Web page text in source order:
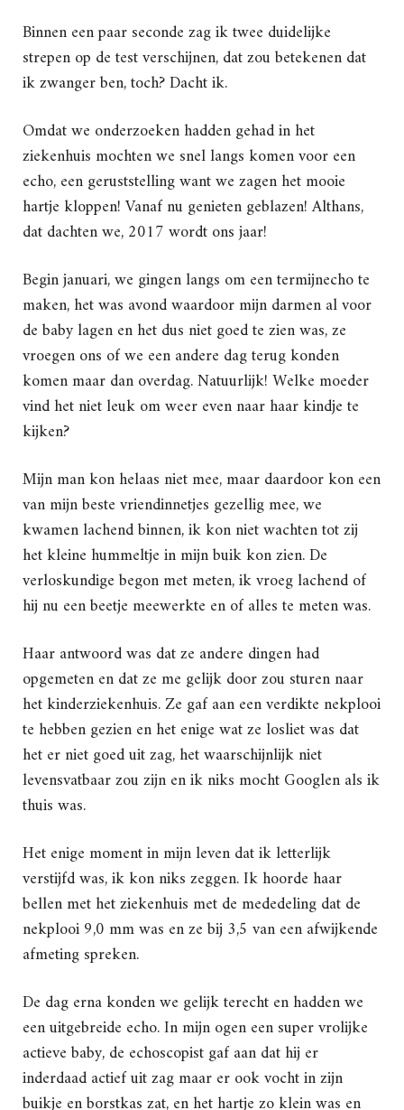
Binnen een paar seconde zag ik twee duidelijke
strepen op de test verschijnen, dat zou betekenen dat
ik zwanger ben, toch? Dacht ik.
Omdat we onderzoeken hadden gehad in het
ziekenhuis mochten we snel langs komen voor een
echo, een geruststelling want we zagen het mooie
hartje kloppen! Vanaf nu genieten geblazen! Althans,
dat dachten we, 2017 wordt ons jaar!
Begin januari, we gingen langs om een termijnecho te
maken, het was avond waardoor mijn darmen al voor
de baby lagen en het dus niet goed te zien was, ze
vroegen ons of we een andere dag terug konden
komen maar dan overdag. Natuurlijk! Welke moeder
vind het niet leuk om weer even naar haar kindje te
kijken?
Mijn man kon helaas niet mee, maar daardoor kon een
van mijn beste vriendinnetjes gezellig mee, we
kwamen lachend binnen, ik kon niet wachten tot zij
het kleine hummeltje in mijn buik kon zien. De
verloskundige begon met meten, ik vroeg lachend of
hij nu een beetje meewerkte en of alles te meten was.
Haar antwoord was dat ze andere dingen had
opgemeten en dat ze me gelijk door zou sturen naar
het kinderziekenhuis. Ze gaf aan een verdikte nekplooi
te hebben gezien en het enige wat ze losliet was dat
het er niet goed uit zag, het waarschijnlijk niet
levensvatbaar zou zijn en ik niks mocht Googlen als ik
thuis was.
Het enige moment in mijn leven dat ik letterlijk
verstijfd was, ik kon niks zeggen. Ik hoorde haar
bellen met het ziekenhuis met de mededeling dat de
nekplooi 9,0 mm was en ze bij 3,5 van een afwijkende
afmeting spreken.
De dag erna konden we gelijk terecht en hadden we
een uitgebreide echo. In mijn ogen een super vrolijke
actieve baby, de echoscopist gaf aan dat hij er
inderdaad actief uit zag maar er ook vocht in zijn
buikje en borstkas zat, en het hartje zo klein was en